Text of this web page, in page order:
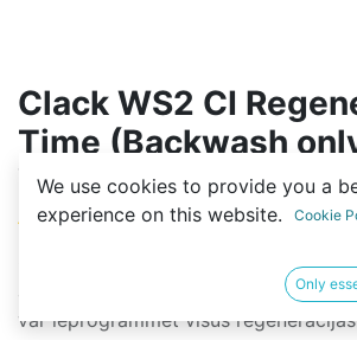
Clack WS2 CI
Time (Backwash
Vadības bloks
(0 review)
Clack WS 2 "CI vārsts ir Fleck 3150
augsta veiktspēja. Tas ir aprīkots ar
var ieprogrammēt visus
We use cookies to provide you a
experience on this website.
Cookie
Only